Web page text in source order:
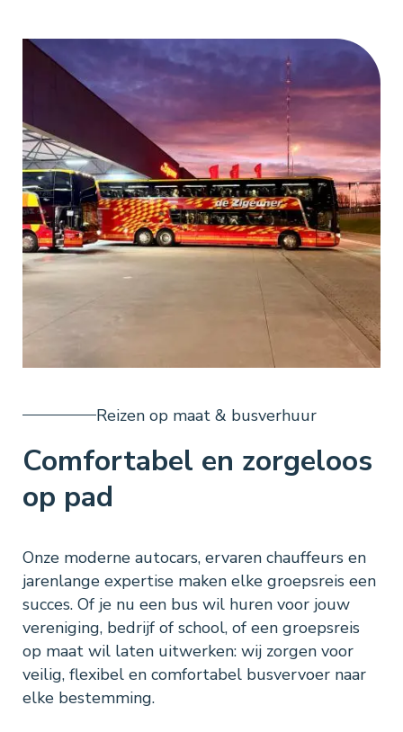
Reizen op maat & busverhuur
Comfortabel en zorgeloos
op pad
Onze moderne autocars, ervaren chauffeurs en
jarenlange expertise maken elke groepsreis een
succes. Of je nu een bus wil huren voor jouw
vereniging, bedrijf of school, of een groepsreis
op maat wil laten uitwerken: wij zorgen voor
veilig, flexibel en comfortabel busvervoer naar
elke bestemming.